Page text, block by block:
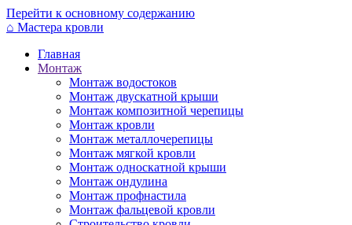
Перейти к основному содержанию
⌂ Мастера кровли
Главная
Монтаж
Монтаж водостоков
Монтаж двускатной крыши
Монтаж композитной черепицы
Монтаж кровли
Монтаж металлочерепицы
Монтаж мягкой кровли
Монтаж односкатной крыши
Монтаж ондулина
Монтаж профнастила
Монтаж фальцевой кровли